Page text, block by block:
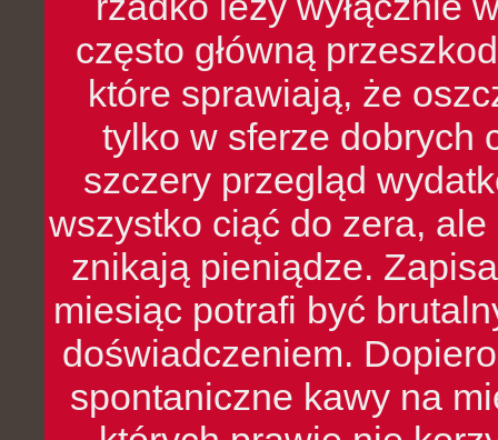
często główną
które sprawiają, że
tylko w sferze dobrych
szczery przegląd
wszystko ciąć do zera,
znikają pieniądze.
miesiąc potrafi być
doświadczeniem.
spontaniczne kawy na